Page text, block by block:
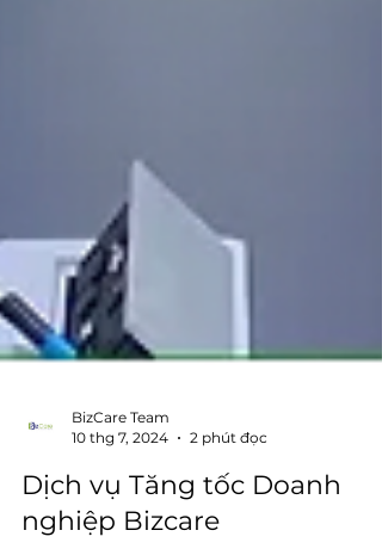
BizCare Team
10 thg 7, 2024
2 phút đọc
Dịch vụ Tăng tốc Doanh